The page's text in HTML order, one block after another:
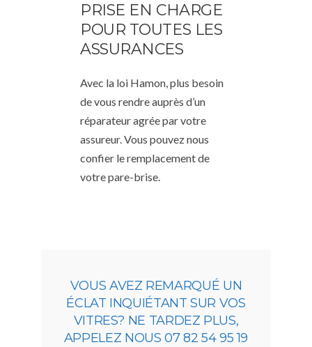
PRISE EN CHARGE
POUR TOUTES LES
ASSURANCES
Avec la loi Hamon, plus besoin
de vous rendre auprès d’un
réparateur agrée par votre
assureur. Vous pouvez nous
confier le remplacement de
votre pare-brise.
VOUS AVEZ REMARQUÉ UN
ÉCLAT INQUIÉTANT SUR VOS
VITRES? NE TARDEZ PLUS,
APPELEZ NOUS 07 82 54 95 19